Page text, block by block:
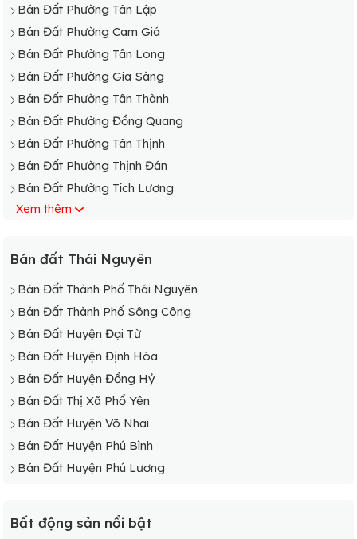
Bán Đất Phường Tân Lập
Bán Đất Phường Cam Giá
Bán Đất Phường Tân Long
Bán Đất Phường Gia Sàng
Bán Đất Phường Tân Thành
Bán Đất Phường Đồng Quang
Bán Đất Phường Tân Thịnh
Bán Đất Phường Thịnh Đán
Bán Đất Phường Tích Lương
Bán Đất Phường Trung Thành
Bán Đất Xã Cao Ngạn
Bán Đất Xã Đồng Bẩm
Bán Đất Xã Lương Sơn
Bán Đất Xã Phúc Hà
Bán Đất Xã Phúc Trìu
Bán Đất Xã Phúc Xuân
Bán Đất Xã Quyết Thắng
Bán Đất Xã Tân Cương
Bán Đất Xã Thịnh Đức
Xem thêm
Bán đất Thái Nguyên
Bán Đất Thành Phố Thái Nguyên
Bán Đất Thành Phố Sông Công
Bán Đất Huyện Đại Từ
Bán Đất Huyện Định Hóa
Bán Đất Huyện Đồng Hỷ
Bán Đất Thị Xã Phổ Yên
Bán Đất Huyện Võ Nhai
Bán Đất Huyện Phú Bình
Bán Đất Huyện Phú Lương
Bất động sản nổi bật